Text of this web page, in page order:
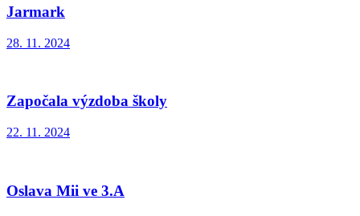
Jarmark
28. 11. 2024
Započala výzdoba školy
22. 11. 2024
Oslava Mii ve 3.A